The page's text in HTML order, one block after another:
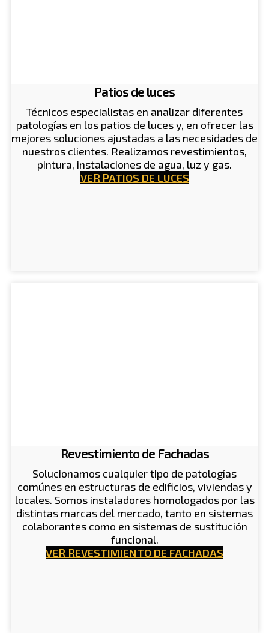
Patios de luces
Técnicos especialistas en analizar diferentes
patologías en los patios de luces y, en ofrecer las
mejores soluciones ajustadas a las necesidades de
nuestros clientes. Realizamos revestimientos,
pintura, instalaciones de agua, luz y gas.
VER PATIOS DE LUCES
Revestimiento de Fachadas
Solucionamos cualquier tipo de patologías
comúnes en estructuras de edificios, viviendas y
locales. Somos instaladores homologados por las
distintas marcas del mercado, tanto en sistemas
colaborantes como en sistemas de sustitución
funcional.
VER REVESTIMIENTO DE FACHADAS